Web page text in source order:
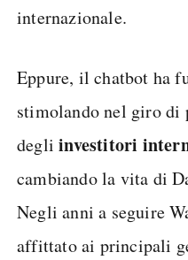
internazionale.
Eppure, il chatbot ha
stimolando nel giro di
degliinvestitori
cambiando la vita di
Negli anni a seguire
affittato ai principali